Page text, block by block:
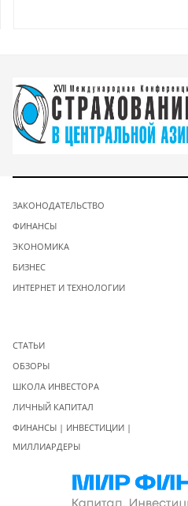
ЗАКОНОДАТЕЛЬСТВО
ФИНАНСЫ
ЭКОНОМИКА
БИЗНЕС
ИНТЕРНЕТ И ТЕХНОЛОГИИ
СТАТЬИ
ОБЗОРЫ
ШКОЛА ИНВЕСТОРА
ЛИЧНЫЙ КАПИТАЛ
ФИНАНСЫ | ИНВЕСТИЦИИ |
МИЛЛИАРДЕРЫ